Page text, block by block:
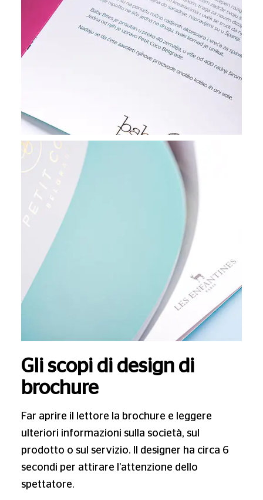
Gli scopi di design di
brochure
Far aprire il lettore la brochure e leggere
ulteriori informazioni sulla società, sul
prodotto o sul servizio. Il designer ha circa 6
secondi per attirare l’attenzione dello
spettatore.